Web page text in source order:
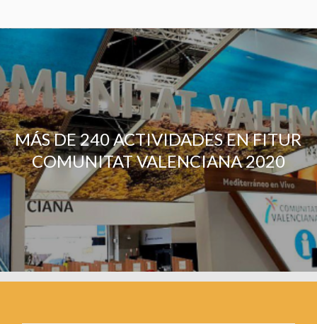
MÁS DE 240 ACTIVIDADES EN FITUR
COMUNITAT VALENCIANA 2020